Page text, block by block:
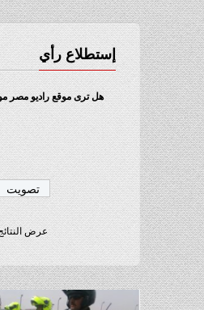
إستطلاع رأي
هل ترى موقع راديو مصر مواكب
عرض النتائج